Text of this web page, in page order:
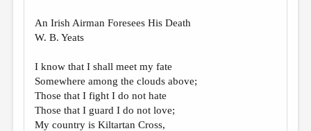
РЕДКОЛЛЕГИЯ
ОТ РЕДАКЦИИ
МАЛАЯ ПРОЗА
An Irish Airman Foresees His Death
W. B. Yeats
I know that I shall meet my fate
Somewhere among the clouds above;
Those that I fight I do not hate
Those that I guard I do not love;
My country is Kiltartan Cross,